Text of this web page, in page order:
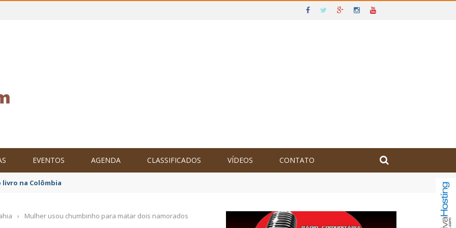
EVENTOS AGENDA CLASSIFICADOS VÍDEOS CONTATO
o Brasil no XXIV Parlamento Internacional de Escritores, na Colômbia
› Mulher usou chumbinho para matar dois namorados